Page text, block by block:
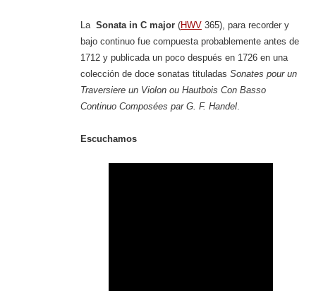
La Sonata in C major(HWV365), para recorder y
bajo continuo fue compuesta probablemente antes de
1712 y publicada un poco después en 1726 en una
colección de doce sonatas tituladas Sonates pour un
Traversiere un Violon ou Hautbois Con Basso
Continuo Composées par G. F. Handel.
Escuchamos